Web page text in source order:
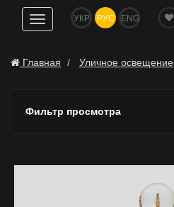
Показать
навигацию
УКР РУС ENG
Главная Уличное освещение
Фильтр просмотра